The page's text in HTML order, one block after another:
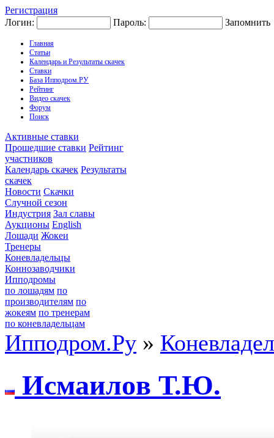
Регистрация
Логин:
Пароль: Запомнить
Главная
Статьи
Календарь и Результаты скачек
Ставки
База Ипподром.РУ
Рейтинг
Видео скачек
Форум
Поиск
Активные ставки
Прошедшие ставки Рейтинг
участников
Календарь скачек Результаты
скачек
Новости Скачки
Случной сезон
Индустрия Зал славы
Аукционы English
Лошади Жокеи
Тренеры
Коневладельцы
Коннозаводчики
Ипподромы
по лошадям по
производителям по
жокеям по тренерам
по коневладельцам
Ипподром.Ру »
Исмаилoв Т.Ю.